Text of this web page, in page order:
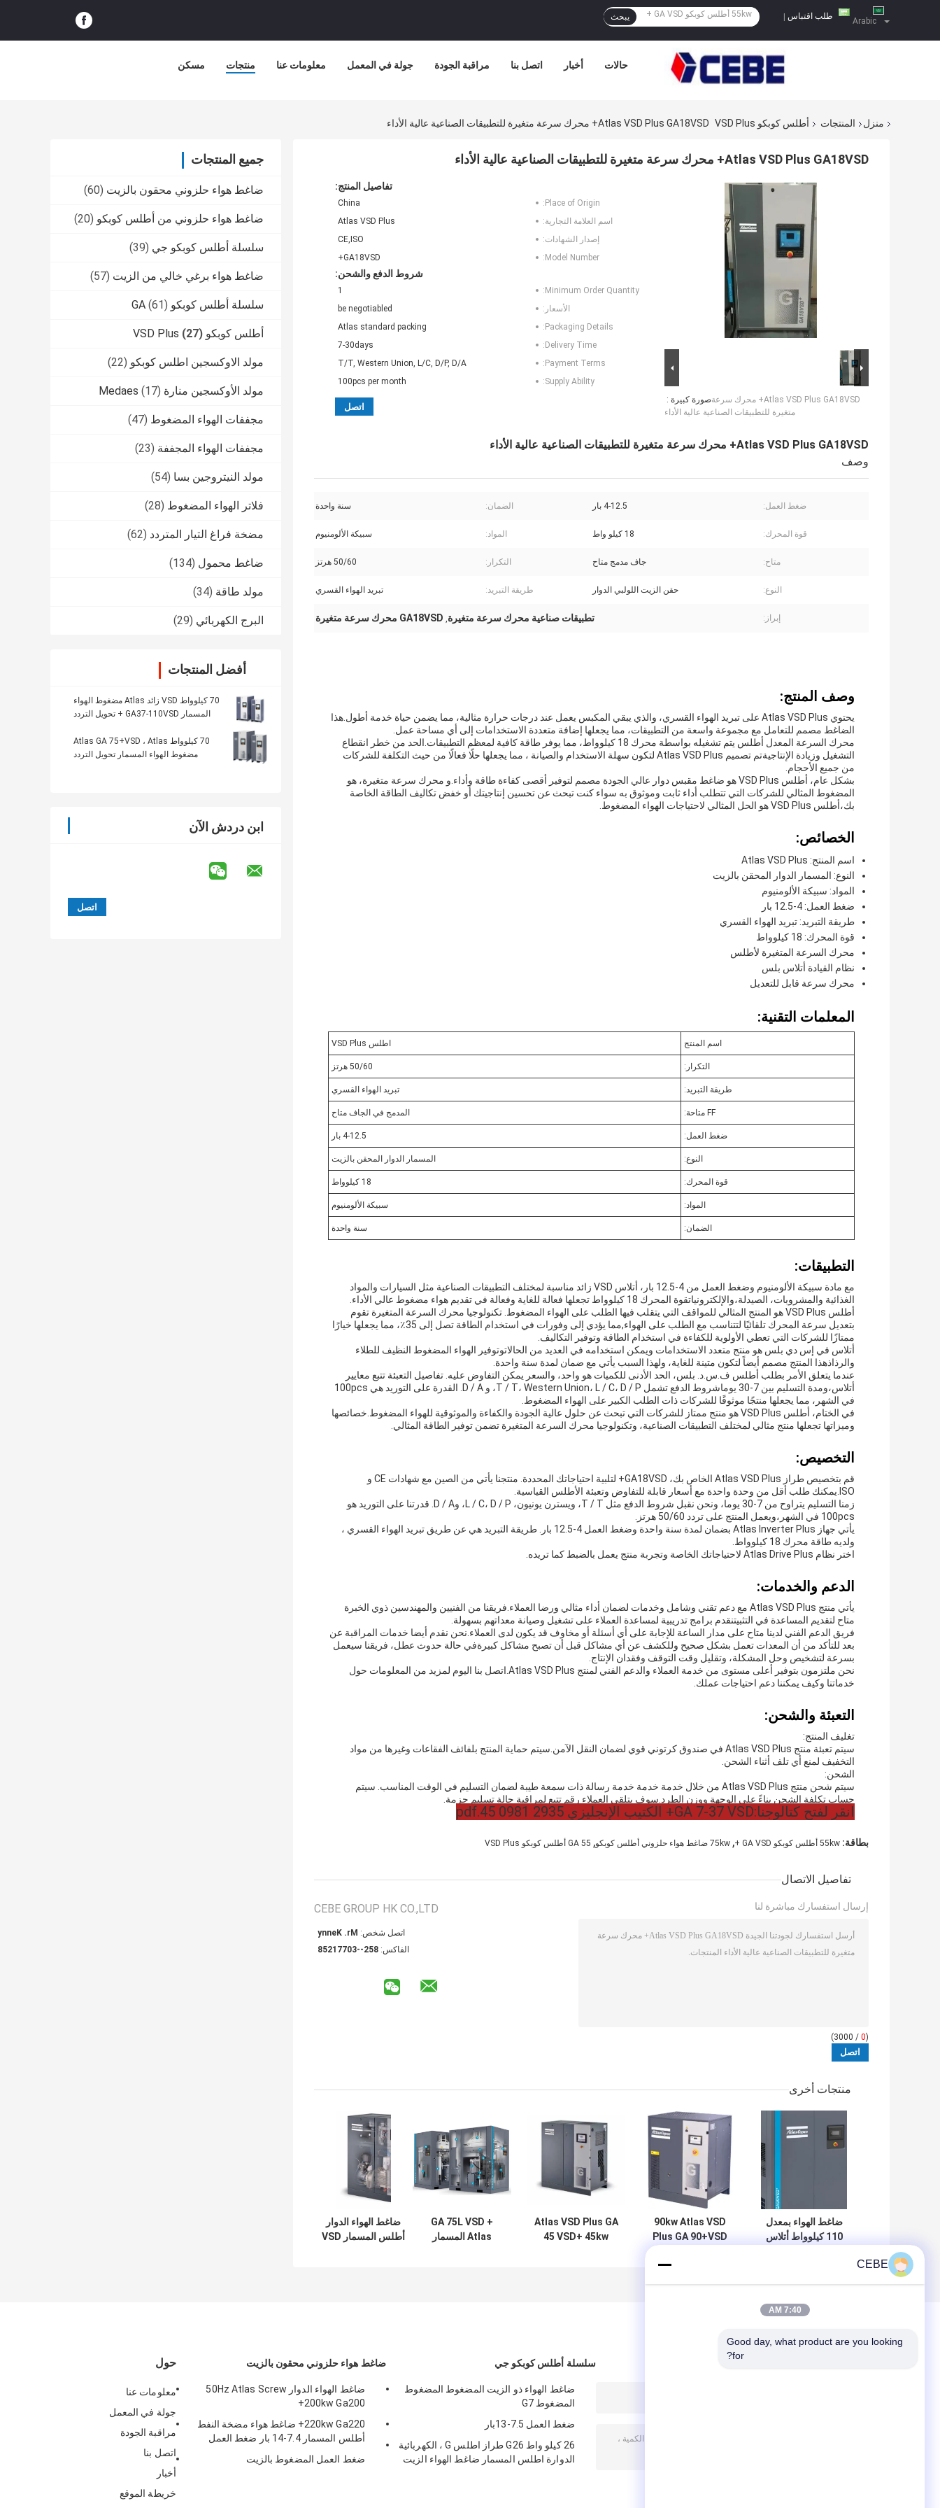
Arabic طلب اقتباس يبحث
مسكن منتجات معلومات عنا جولة في المعمل مراقبة الجودة اتصل بنا أخبار حالات
منزل المنتجات أطلس كوبكو VSD Plus Atlas VSD Plus GA18VSD+ محرك سرعة متغيرة للتطبيقات الصناعية عالية الأداء
جميع المنتجات
ضاغط هواء حلزوني محقون بالزيت (60)
ضاغط هواء حلزوني من أطلس كوبكو (20)
سلسلة أطلس كوبكو جي (39)
ضاغط هواء برغي خالي من الزيت (57)
سلسلة أطلس كوبكو GA (61)
أطلس كوبكو VSD Plus (27)
مولد الاوكسجين اطلس كوبكو (22)
مولد الأوكسجين منارة Medaes (17)
مجففات الهواء المضغوط (47)
مجففات الهواء المجففة (23)
مولد النيتروجين بسا (54)
فلاتر الهواء المضغوط (28)
مضخة فراغ التيار المتردد (62)
ضاغط محمول (134)
مولد طاقة (34)
البرج الكهربائي (29)
أفضل المنتجات
70 كيلوواط VSD زائد Atlas مضغوط الهواء
المسمار GA37-110VSD + تحويل التردد
70 كيلوواط Atlas GA 75+VSD ، Atlas
مضغوط الهواء المسمار تحويل التردد
ابن دردش الآن
Atlas VSD Plus GA18VSD+ محرك سرعة متغيرة للتطبيقات الصناعية عالية الأداء
صورة كبيرة :Atlas VSD Plus GA18VSD+ محرك سرعة
متغيرة للتطبيقات الصناعية عالية الأداء
تفاصيل المنتج:
Place of Origin:
China
اسم العلامة التجارية:
Atlas VSD Plus
إصدار الشهادات:
CE,ISO
Model Number:
GA18VSD+
شروط الدفع والشحن:
Minimum Order Quantity:
1
الأسعار:
be negotiabled
Packaging Details:
Atlas standard packing
Delivery Time:
7-30days
Payment Terms:
T/T, Western Union, L/C, D/P, D/A
Supply Ability:
100pcs per month
اتصل
Atlas VSD Plus GA18VSD+ محرك سرعة متغيرة للتطبيقات الصناعية عالية الأداء
وصف
ضغط العمل: 4-12.5 بار الضمان: سنة واحدة
قوة المحرك: 18 كيلو واط المواد: سبيكة الألومنيوم
متاح: جاف مدمج متاح التكرار: 50/60 هرتز
النوع: حقن الزيت اللولبي الدوار طريقة التبريد: تبريد الهواء القسري
إبراز: تطبيقات صناعية محرك سرعة متغيرة, GA18VSD محرك سرعة متغيرة
وصف المنتج:
يحتوي Atlas VSD Plus على تبريد الهواء القسري، والذي يبقي المكبس يعمل عند درجات حرارة مثالية، مما يضمن حياة خدمة أطول.هذا
الضاغط مصمم للتعامل مع مجموعة واسعة من التطبيقات، مما يجعلها إضافة متعددة الاستخدامات إلى أي مساحة عمل.
محرك السرعة المعدل أطلس يتم تشغيله بواسطة محرك 18 كيلوواط، مما يوفر طاقة كافية لمعظم التطبيقات.الحد من خطر انقطاع
التشغيل وزيادة الإنتاجيةتم تصميم Atlas VSD Plus لتكون سهلة الاستخدام والصيانة ، مما يجعلها حلًا فعالًا من حيث التكلفة للشركات
من جميع الأحجام.
بشكل عام، أطلس VSD Plus هو ضاغط مقبس دوار عالي الجودة مصمم لتوفير أقصى كفاءة طاقة وأداء.و محرك سرعة متغيرة، هو
المضغوط المثالي للشركات التي تتطلب أداء ثابت وموثوق به سواء كنت تبحث عن تحسين إنتاجيتك أو خفض تكاليف الطاقة الخاصة
بك،أطلس VSD Plus هو الحل المثالي لاحتياجات الهواء المضغوط.
الخصائص:
اسم المنتج: Atlas VSD Plus
النوع: المسمار الدوار المحقن بالزيت
المواد: سبيكة الألومنيوم
ضغط العمل: 4-12.5 بار
طريقة التبريد: تبريد الهواء القسري
قوة المحرك: 18 كيلوواط
محرك السرعة المتغيرة لأطلس
نظام القيادة أتلاس بلس
محرك سرعة قابل للتعديل
المعلمات التقنية:
اسم المنتج اطلس VSD Plus
التكرار: 50/60 هرتز
طريقة التبريد: تبريد الهواء القسري
FF متاحة: المدمج في الجاف متاح
ضغط العمل: 4-12.5 بار
النوع: المسمار الدوار المحقن بالزيت
قوة المحرك: 18 كيلوواط
المواد: سبيكة الألومنيوم
الضمان: سنة واحدة
التطبيقات:
مع مادة سبيكة الألومنيوم وضغط العمل من 4-12.5 بار، أتلاس VSD زائد مناسبة لمختلف التطبيقات الصناعية مثل السيارات والمواد
الغذائية والمشروبات، الصيدلة،والإلكترونياتقوة المحرك 18 كيلوواط تجعلها فعالة للغاية وفعالة في تقديم هواء مضغوط عالي الأداء.
أطلس VSD Plus هو المنتج المثالي للمواقف التي يتقلب فيها الطلب على الهواء المضغوط. تكنولوجيا محرك السرعة المتغيرة تقوم
بتعديل سرعة المحرك تلقائيًا لتتناسب مع الطلب على الهواء,مما يؤدي إلى وفورات في استخدام الطاقة تصل إلى 35٪، مما يجعلها خيارًا
ممتازًا للشركات التي تعطي الأولوية للكفاءة في استخدام الطاقة وتوفير التكاليف.
أتلاس في إس دي بلس هو منتج متعدد الاستخدامات ويمكن استخدامه في العديد من الحالاتوتوفير الهواء المضغوط النظيف للطلاء
والرذاذهذا المنتج مصمم أيضاً لتكون متينة للغاية، ولهذا السبب يأتي مع ضمان لمدة سنة واحدة.
عندما يتعلق الأمر بطلب أطلس ف.س.د. بلس، الحد الأدنى للكميات هو واحد، والسعر يمكن التفاوض عليه. تفاصيل التعبئة تتبع معايير
أتلاس،ومدة التسليم بين 7-30 يوماشروط الدفع تشمل T / T، Western Union، L / C، D / P، و D / A. القدرة على التوريد هي 100pcs
في الشهر، مما يجعلها منتجًا موثوقًا للشركات ذات الطلب الكبير على الهواء المضغوط.
في الختام، أطلس VSD Plus هو منتج ممتاز للشركات التي تبحث عن حلول عالية الجودة والكفاءة والموثوقية للهواء المضغوط.خصائصها
وميزاتها تجعلها منتج مثالي لمختلف التطبيقات الصناعية، وتكنولوجيا محرك السرعة المتغيرة تضمن توفير الطاقة المثالي.
التخصيص:
قم بتخصيص طراز Atlas VSD Plus الخاص بك، GA18VSD+ لتلبية احتياجاتك المحددة. منتجنا يأتي من الصين مع شهادات CE و
ISO.يمكنك طلب أقل من وحدة واحدة مع أسعار قابلة للتفاوض وتعبئة الأطلس القياسية.
زمنا التسليم يتراوح من 7-30 يوما، ونحن نقبل شروط الدفع مثل T / T، ويسترن يونيون، L / C، D / P، وD / A. قدرتنا على التوريد هو
100pcs في الشهر،ويعمل المنتج على تردد 50/60 هرتز.
يأتي جهاز Atlas Inverter Plus بضمان لمدة سنة واحدة وضغط العمل 4-12.5 بار. طريقة التبريد هي عن طريق تبريد الهواء القسري ،
ولديه طاقة محرك 18 كيلوواط.
اختر نظام Atlas Drive Plus لاحتياجاتك الخاصة وتجربة منتج يعمل بالضبط كما تريده.
الدعم والخدمات:
يأتي منتج Atlas VSD Plus مع دعم تقني وشامل وخدمات لضمان أداء مثالي ورضا العملاء.فريقنا من الفنيين والمهندسين ذوي الخبرة
متاح لتقديم المساعدة في التثبيتنقدم برامج تدريبية لمساعدة العملاء على تشغيل وصيانة معداتهم بسهولة.
فريق الدعم الفني لدينا متاح على مدار الساعة للإجابة على أي أسئلة أو مخاوف قد يكون لدى العملاء.نحن نقدم أيضا خدمات المراقبة عن
بعد للتأكد من أن المعدات تعمل بشكل صحيح وللكشف عن أي مشاكل قبل أن تصبح مشاكل كبيرةفي حالة حدوث عطل، فريقنا سيعمل
بسرعة لتشخيص وحل المشكلة، وتقليل وقت التوقف وفقدان الإنتاج.
نحن ملتزمون بتوفير أعلى مستوى من خدمة العملاء والدعم الفني لمنتج Atlas VSD Plus.اتصل بنا اليوم لمزيد من المعلومات حول
خدماتنا وكيف يمكننا دعم احتياجات عملك.
التعبئة والشحن:
تغليف المنتج:
سيتم تعبئة منتج Atlas VSD Plus في صندوق كرتوني قوي لضمان النقل الآمن.سيتم حماية المنتج بلفائف الفقاعات وغيرها من مواد
التخفيف لمنع أي تلف أثناء الشحن.
الشحن:
سيتم شحن منتج Atlas VSD Plus من خلال خدمة خدمة خدمة رسالة ذات سمعة طيبة لضمان التسليم في الوقت المناسب. سيتم
حساب تكلفة الشحن بناءً على الوجهة ووزن الطرد.سوف يتلقى العملاء رقم تتبع لمراقبة حالة تسليم حزمة.
انقر لفتح كتالوجنا:GA 7-37 VSD+ الكتيب الإنجليزي 2935 0981 45.pdf
بطاقة: 55kw أطلس كوبكو GA VSD + , 75kw ضاغط هواء حلزوني أطلس كوبكو , GA 55 أطلس كوبكو VSD Plus
تفاصيل الاتصال
CEBE GROUP HK CO.,LTD
اتصل شخص: Mr. Kenny
الفاكس: 852--30771258
إرسال استفسارك مباشرة لنا
(
0
/ 3000)
منتجات أخرى
ضاغط الهواء بمعدل
110 كيلوواط أتلاس
90kw Atlas VSD
Plus GA 90+VSD
المسمار تحويل التردد
Atlas VSD Plus GA
45 VSD+ 45kw
GA 75L VSD +
Atlas المسمار
ضاغط الهواء الدوار
أطلس المسمار VSD
حول
معلومات عنا
جولة في المعمل
مراقبة الجودة
اتصل بنا
أخبار
خريطة الموقع
ضاغط هواء حلزوني محقون بالزيت
ضاغط الهواء الدوار 50Hz Atlas Screw
200kw Ga200+
220kw Ga220+ ضاغط هواء مضخة النفط
أطلس المسمار 7.4-14 بار ضغط العمل
ضغط العمل المضغوط بالزيت
سلسلة أطلس كوبكو جي
ضاغط الهواء ذو الزيت المضغوط المضغوط
المضغوط G7
ضغط العمل 7.5-13بار
26 كيلو واط G26 طراز اطلس G ، الكهربائية
الدوارة اطلس المسمار ضاغط الهواء الزيت
CEBE
7:40 AM
Good day, what product are you looking
for?